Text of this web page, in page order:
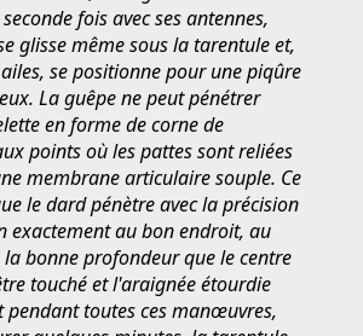
fois avec ses antennes,
glisse même sous la tarentule et,
se positionne pour une piqûre
La guêpe ne peut pénétrer
en forme de corne de
points où les pattes sont reliées
membrane articulaire souple. Ce
le dard pénètre avec la précision
exactement au bon endroit, au
bonne profondeur que le centre
touché et l'araignée étourdie
pendant toutes ces manœuvres,